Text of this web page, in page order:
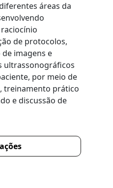
áreas da
de protocolos,
imagens e
ultrassonográficos
por meio de
treinamento prático
e discussão de